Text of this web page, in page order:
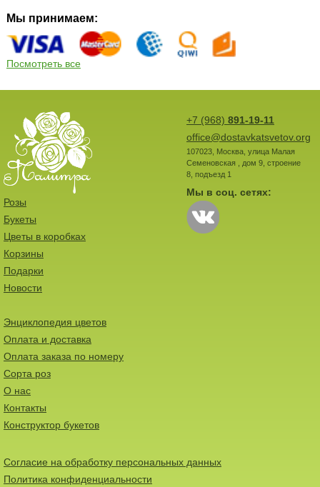
Мы принимаем:
Посмотреть все
+7 (968) 891-19-11
office@dostavkatsvetov.org
107023, Москва, улица Малая
Семеновская , дом 9, строение
8, подъезд 1
Мы в соц. сетях:
Розы
Букеты
Цветы в коробках
Корзины
Подарки
Новости
Энциклопедия цветов
Оплата и доставка
Оплата заказа по номеру
Сорта роз
О нас
Контакты
Конструктор букетов
Согласие на обработку персональных данных
Политика конфиденциальности